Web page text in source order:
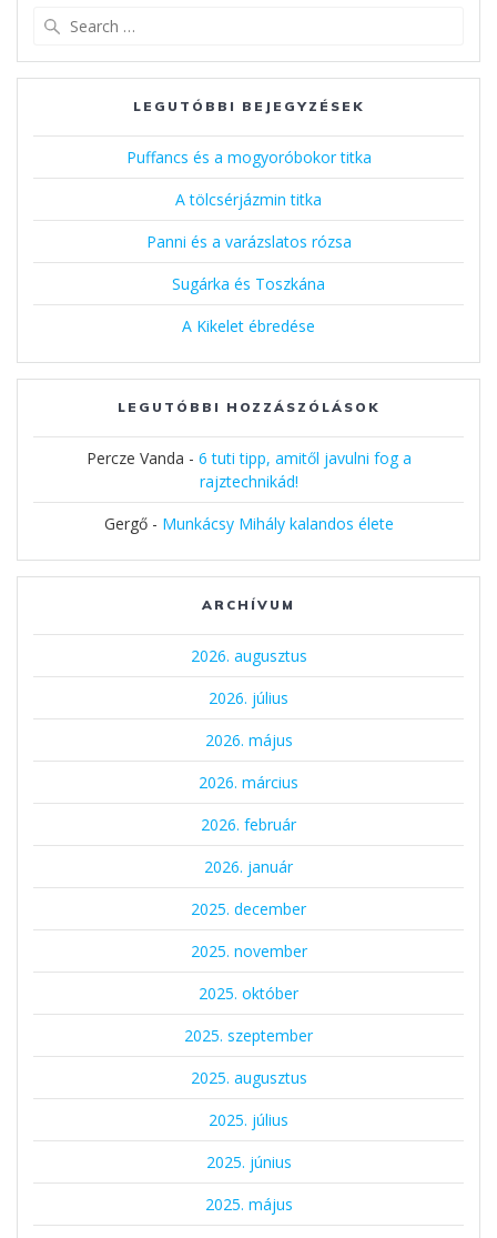
LEGUTÓBBI BEJEGYZÉSEK
Puffancs és a mogyoróbokor titka
A tölcsérjázmin titka
Panni és a varázslatos rózsa
Sugárka és Toszkána
A Kikelet ébredése
LEGUTÓBBI HOZZÁSZÓLÁSOK
Percze Vanda - 6 tuti tipp, amitől javulni fog a
rajztechnikád!
Gergő- Munkácsy Mihály kalandos élete
ARCHÍVUM
2026. augusztus
2026. július
2026. május
2026. március
2026. február
2026. január
2025. december
2025. november
2025. október
2025. szeptember
2025. augusztus
2025. július
2025. június
2025. május